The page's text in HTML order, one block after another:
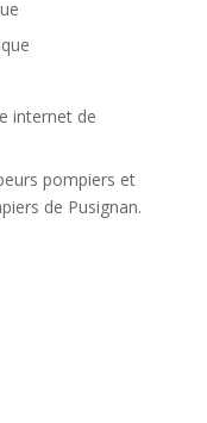
internet de
pompiers et
de Pusignan.